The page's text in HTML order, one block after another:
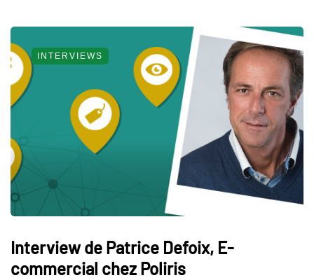
INTERVIEWS
Interview de Patrice Defoix, E-
commercial chez Poliris